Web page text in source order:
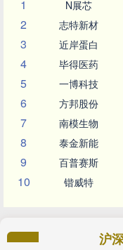
1
N展芯
2 志特新材
3 近岸蛋白
4 毕得医药
5 一博科技
6 方邦股份
7 南模生物
8 泰金新能
9 百普赛斯
10 锴威特
沪